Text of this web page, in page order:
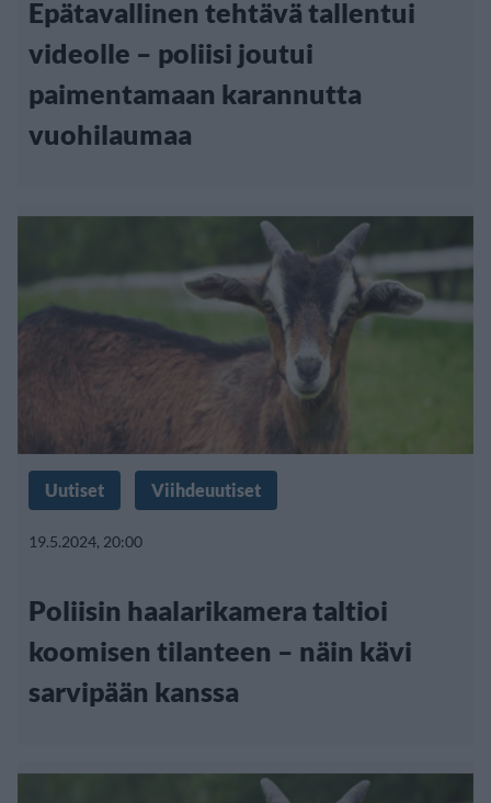
Epätavallinen tehtävä tallentui
videolle – poliisi joutui
paimentamaan karannutta
vuohilaumaa
Uutiset Viihdeuutiset
19.5.2024, 20:00
Poliisin haalarikamera taltioi
koomisen tilanteen – näin kävi
sarvipään kanssa